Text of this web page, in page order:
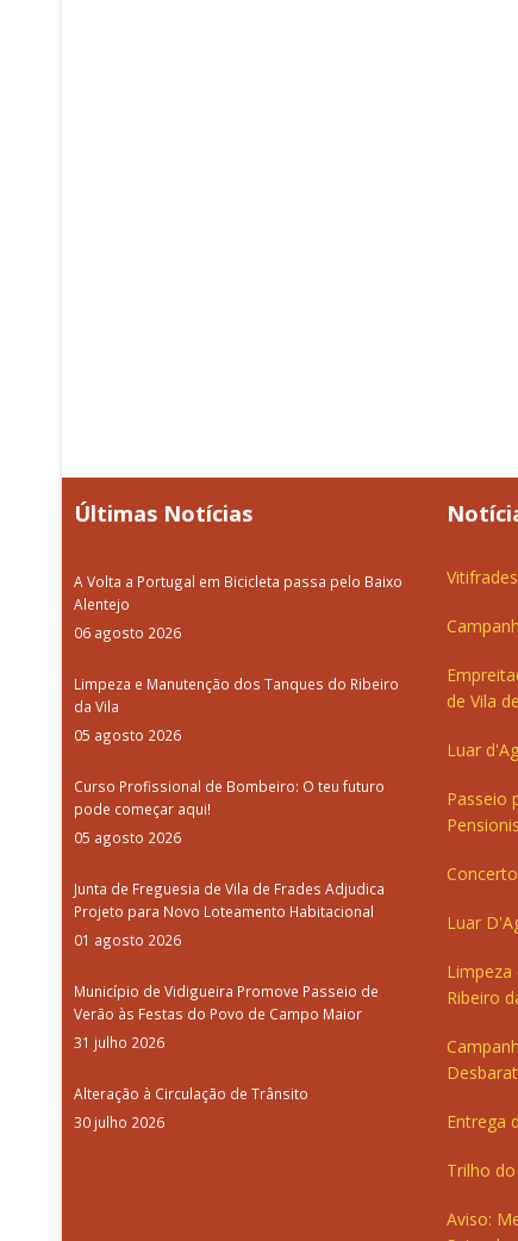
Últimas Notícias
A Volta a Portugal em Bicicleta passa pelo Baixo
Alentejo
06 agosto 2026
Limpeza e Manutenção dos Tanques do Ribeiro
da Vila
05 agosto 2026
Curso Profissional de Bombeiro: O teu futuro
pode começar aqui!
05 agosto 2026
Junta de Freguesia de Vila de Frades Adjudica
Projeto para Novo Loteamento Habitacional
01 agosto 2026
Município de Vidigueira Promove Passeio de
Verão às Festas do Povo de Campo Maior
31 julho 2026
Alteração à Circulação de Trânsito
30 julho 2026
Vitifrades
de Vila
Luar
Passeio
Luar
Ribeiro
Entrega
Trilho
Aviso: